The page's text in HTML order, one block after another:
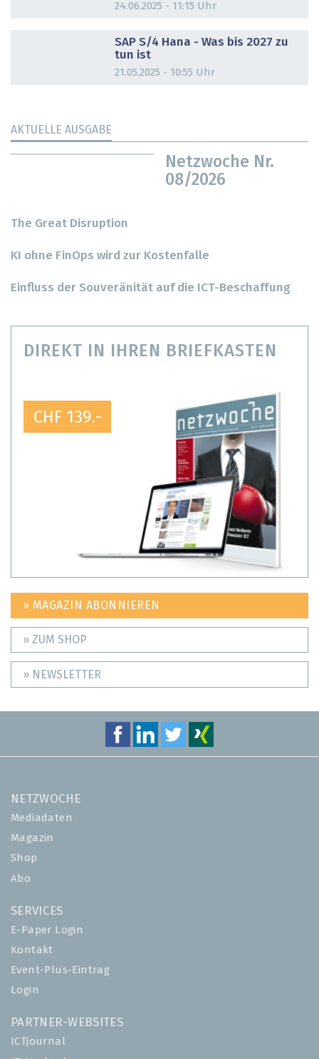
24.06.2025 - 11:15 Uhr
SAP S/4 Hana - Was bis 2027 zu
tun ist
21.05.2025 - 10:55 Uhr
AKTUELLE AUSGABE
Netzwoche Nr.
08/2026
The Great Disruption
KI ohne FinOps wird zur Kostenfalle
Einfluss der Souveränität auf die ICT-Beschaffung
DIREKT IN IHREN BRIEFKASTEN
CHF 139.-
» MAGAZIN ABONNIEREN
» ZUM SHOP
» NEWSLETTER
NETZWOCHE
Mediadaten
Magazin
Shop
Abo
SERVICES
E-Paper Login
Kontakt
Event-Plus-Eintrag
Login
PARTNER-WEBSITES
ICTjournal